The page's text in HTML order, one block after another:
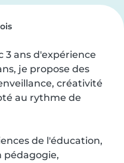
3 ans d'expérience
je propose des
créativité
au rythme de
de l'éducation,
pédagogie,